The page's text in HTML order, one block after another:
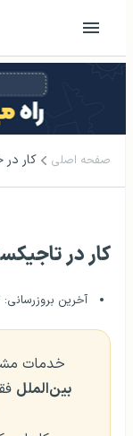
صفحه اصلی کار در
کار در
آخرین بروزرسانی:
خدمات
بین‌الملل